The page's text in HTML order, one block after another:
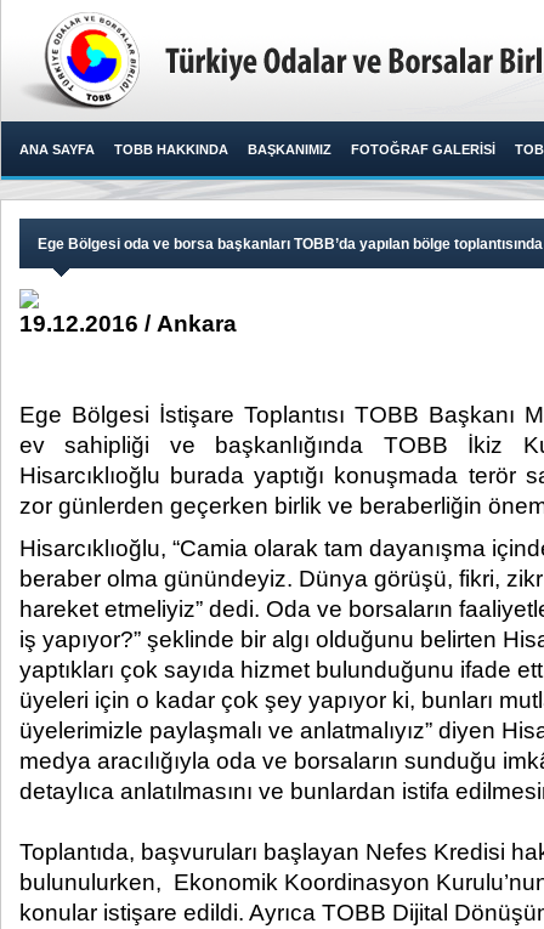
ANA SAYFA TOBB HAKKINDA BAŞKANIMIZ FOTOĞRAF GALERİSİ
Ege Bölgesi oda ve borsa başkanları TOBB’da yapılan bölge
19.12.2016 / Ankara
Ege Bölgesi İstişare Toplantısı TOBB Başkanı
ev sahipliği ve başkanlığında TOBB İkiz
Hisarcıklıoğlu burada yaptığı konuşmada terör
zor günlerden geçerken birlik ve beraberliğin
Hisarcıklıoğlu, “Camia olarak tam dayanışma
beraber olma günündeyiz. Dünya görüşü, fikri,
hareket etmeliyiz” dedi. Oda ve borsaların
iş yapıyor?” şeklinde bir algı olduğunu belirten
yaptıkları çok sayıda hizmet bulunduğunu ifade
üyeleri için o kadar çok şey yapıyor ki, bunları
üyelerimizle paylaşmalı ve anlatmalıyız” diyen
medya aracılığıyla oda ve borsaların sunduğu
detaylıca anlatılmasını ve bunlardan istifa
Toplantıda, başvuruları başlayan Nefes Kredisi
bulunulurken, Ekonomik Koordinasyon
konular istişare edildi. Ayrıca TOBB Dijital